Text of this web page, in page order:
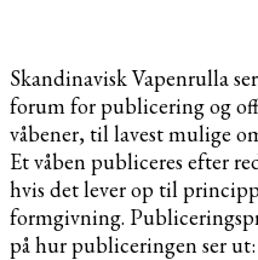
Skandinavisk Vapenrulla
forum for publicering og
våbener, til lavest mulige
Et våben publiceres efter
hvis det lever op til
formgivning.
på hur publiceringen ser ut: